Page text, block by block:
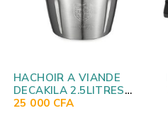
HACHOIR A VIANDE
DECAKILA 2.5LITRES
KEMG016M
25 000 CFA